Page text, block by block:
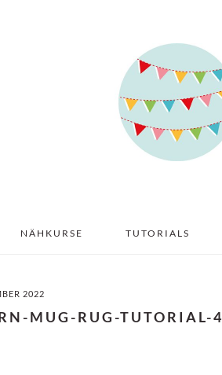
NÄHKURSE TUTORIALS
2022
MUG-RUG-TUTORIAL-4